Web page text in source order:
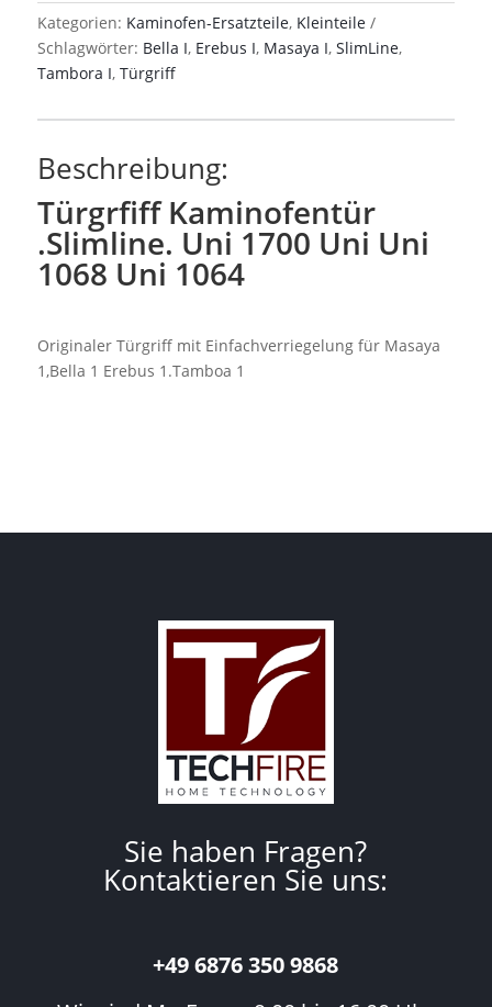
.Slimline.
Uni
1700
Uni
Menge
Kategorien: Kaminofen-Ersatzteile, Kleinteile
Schlagwörter: Bella I, Erebus I, Masaya I, SlimLine,
Tambora I, Türgriff
Beschreibung:
Türgrfiff Kaminofentür
.Slimline. Uni 1700 Uni Uni
1068 Uni 1064
Originaler Türgriff mit Einfachverriegelung für Masaya
1,Bella 1 Erebus 1.Tamboa 1
Sie haben Fragen?
Kontaktieren Sie uns:
+49 6876 350 9868